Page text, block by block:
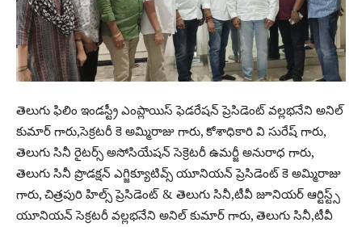
తెలుగు ఫిలిం ఇండస్ట్రీ ఎంప్లాయిస్ ఫెడరేషన్ ప్రెసిడెంట్ వల్లభనేని అనిల్
కుమార్ గారు,సెక్రటరీ కె అమ్మిరాజు గారు, కోశాధికారి వి సురేష్ గారు,
తెలుగు సినీ రైటర్స్ అసోసియేషన్ సెక్రెటరీ ఉమర్జీ అనురాధ గారు,
తెలుగు సినీ ప్రొడక్షన్ ఎగ్జిక్యూటివ్స్ యూనియన్ ప్రెసిడెంట్ కె అమ్మిరాజు
గారు, చిత్రపురి హిల్స్ ప్రెసిడెంట్ & తెలుగు సినీ,టీవీ జూనియర్ ఆర్టిస్ట్స్
యూనియన్ సెక్రటరీ వల్లభనేని అనిల్ కుమార్ గారు, తెలుగు సినీ,టీవీ